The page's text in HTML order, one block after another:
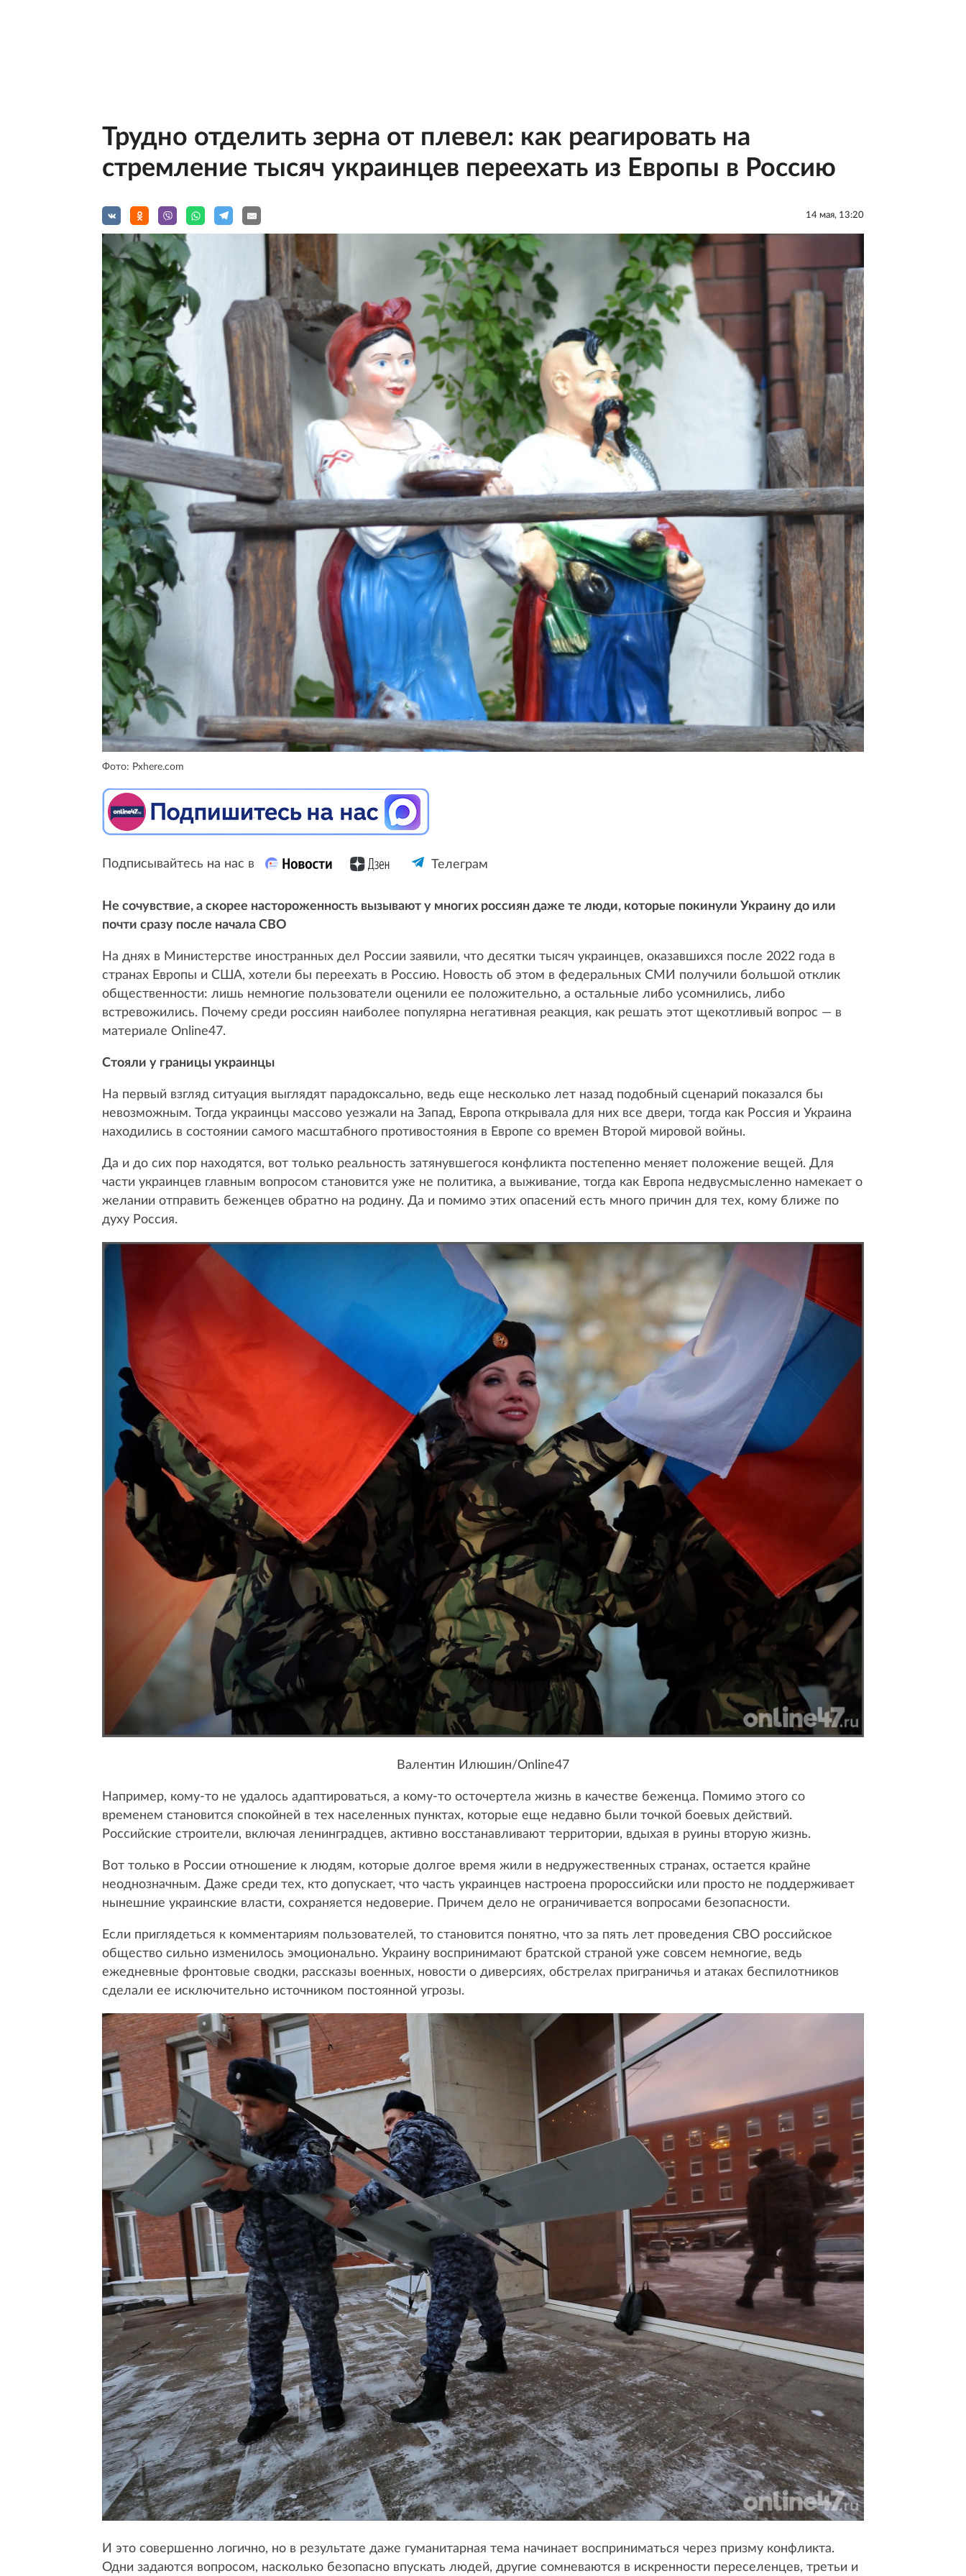
Трудно отделить зерна от плевел: как реагировать на
стремление тысяч украинцев переехать из Европы в Россию
14 мая, 13:20
Фото: Pxhere.com
Подписывайтесь на нас в Телеграм
Не сочувствие, а скорее настороженность вызывают у многих россиян даже те люди, которые покинули Украину до или
почти сразу после начала СВО
На днях в Министерстве иностранных дел России заявили, что десятки тысяч украинцев, оказавшихся после 2022 года в
странах Европы и США, хотели бы переехать в Россию. Новость об этом в федеральных СМИ получили большой отклик
общественности: лишь немногие пользователи оценили ее положительно, а остальные либо усомнились, либо
встревожились. Почему среди россиян наиболее популярна негативная реакция, как решать этот щекотливый вопрос — в
материале Online47.
Стояли у границы украинцы
На первый взгляд ситуация выглядят парадоксально, ведь еще несколько лет назад подобный сценарий показался бы
невозможным. Тогда украинцы массово уезжали на Запад, Европа открывала для них все двери, тогда как Россия и Украина
находились в состоянии самого масштабного противостояния в Европе со времен Второй мировой войны.
Да и до сих пор находятся, вот только реальность затянувшегося конфликта постепенно меняет положение вещей. Для
части украинцев главным вопросом становится уже не политика, а выживание, тогда как Европа недвусмысленно намекает о
желании отправить беженцев обратно на родину. Да и помимо этих опасений есть много причин для тех, кому ближе по
духу Россия.
Валентин Илюшин/Online47
Например, кому-то не удалось адаптироваться, а кому-то осточертела жизнь в качестве беженца. Помимо этого со
временем становится спокойней в тех населенных пунктах, которые еще недавно были точкой боевых действий.
Российские строители, включая ленинградцев, активно восстанавливают территории, вдыхая в руины вторую жизнь.
Вот только в России отношение к людям, которые долгое время жили в недружественных странах, остается крайне
неоднозначным. Даже среди тех, кто допускает, что часть украинцев настроена пророссийски или просто не поддерживает
нынешние украинские власти, сохраняется недоверие. Причем дело не ограничивается вопросами безопасности.
Если приглядеться к комментариям пользователей, то становится понятно, что за пять лет проведения СВО российское
общество сильно изменилось эмоционально. Украину воспринимают братской страной уже совсем немногие, ведь
ежедневные фронтовые сводки, рассказы военных, новости о диверсиях, обстрелах приграничья и атаках беспилотников
сделали ее исключительно источником постоянной угрозы.
И это совершенно логично, но в результате даже гуманитарная тема начинает восприниматься через призму конфликта.
Одни задаются вопросом, насколько безопасно впускать людей, другие сомневаются в искренности переселенцев, третьи и